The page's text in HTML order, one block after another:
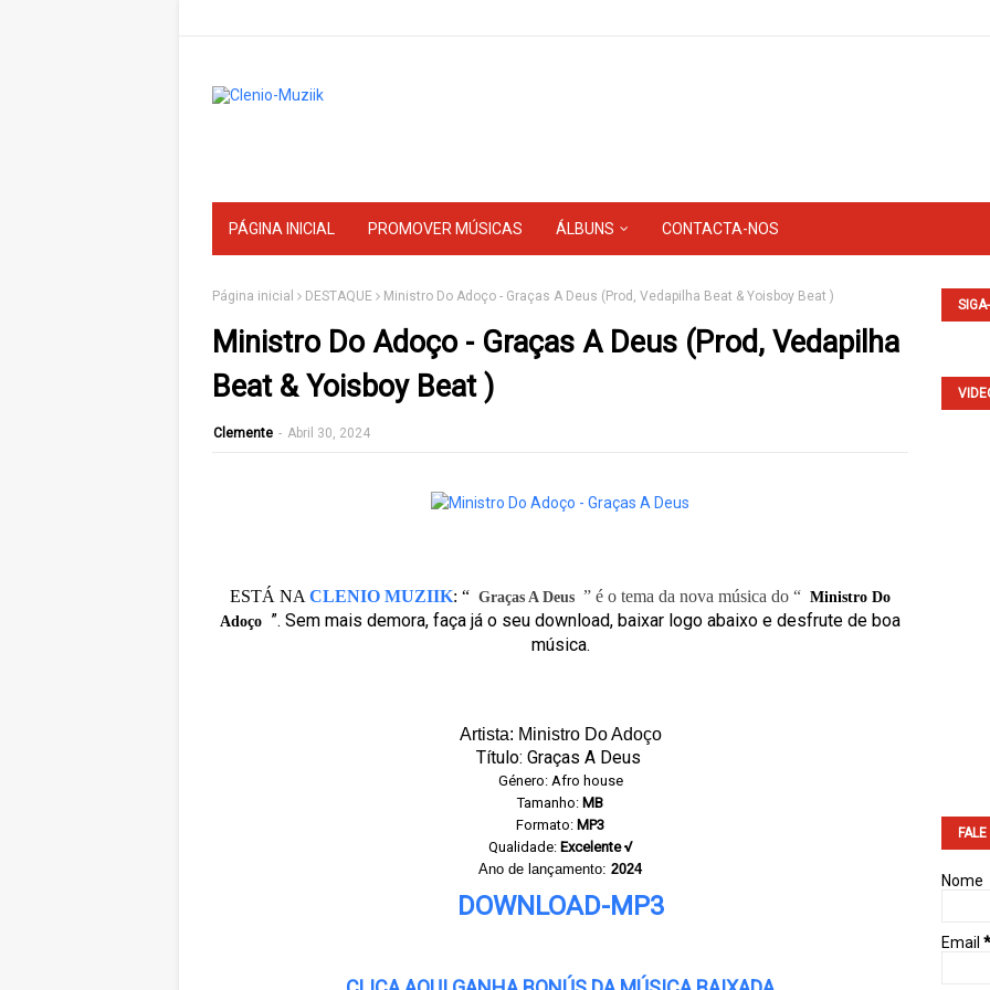
PÁGINA INICIAL PROMOVER MÚSICAS ÁLBUNS CONTACTA-NOS
Página inicial DESTAQUE Ministro Do Adoço - Graças A Deus (Prod, Vedapilha Beat & Yoisboy Beat )
Ministro Do Adoço - Graças A Deus (Prod, Vedapilha
Beat & Yoisboy Beat )
Clemente - Abril 30, 2024
ESTÁ NA CLENIO MUZIIK: “ Graças A Deus ” é o tema da nova música do “ Ministro Do
Adoço ”. Sem mais demora, faça já o seu download, baixar logo abaixo e desfrute de boa
música.
Artista: Ministro Do Adoço
Título: Graças A Deus
Género: Afro house
Tamanho: MB
Formato: MP3
Qualidade: Excelente √
Ano de lançamento: 2024
DOWNLOAD-MP3
Nome
Email *